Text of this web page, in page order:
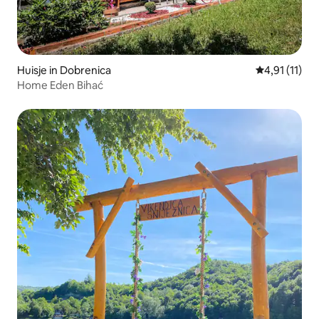
Huisje in Dobrenica Gemiddelde
4,91 (11)
Home Eden Bihać